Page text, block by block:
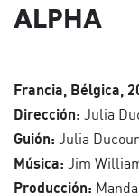
ALPHA
Francia, Bélgica,
Dirección: Julia
Guión: Julia
Música: Jim
Producción: